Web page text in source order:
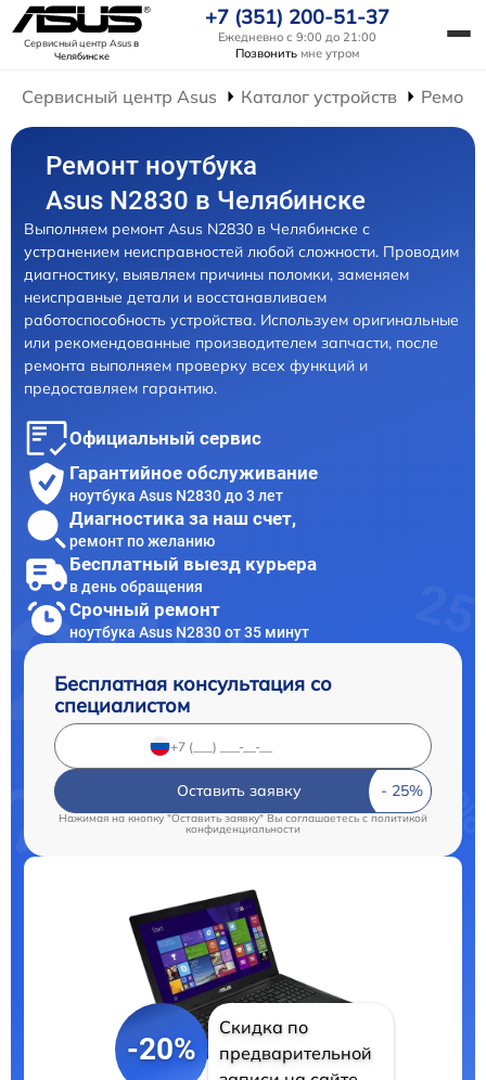
Сервисный центр Asusв
Челябинске
+7 (351) 200-51-37
Ежедневно с 9:00 до 21:00
Позвонить мне утром
Сервисный центр Asus Каталог устройств
Ремонт ноутбука
Asus N2830 в Челябинске
Выполняем ремонт Asus N2830 в Челябинске с
устранением неисправностей любой сложности. Проводим
диагностику, выявляем причины поломки, заменяем
неисправные детали и восстанавливаем
работоспособность устройства. Используем оригинальные
или рекомендованные производителем запчасти, после
ремонта выполняем проверку всех функций и
предоставляем гарантию.
Официальный сервис
Гарантийное обслуживание
ноутбука Asus N2830 до 3 лет
Диагностика за наш счет,
ремонт по желанию
Бесплатный выезд курьера
в день обращения
Срочный ремонт
ноутбука Asus N2830 от 35 минут
Бесплатная консультация со
специалистом
Оставить заявку
Нажимая на кнопку "Оставить заявку" Вы соглашаетесь c политикой
конфиденциальности
-20%
Скидка по
предварительной